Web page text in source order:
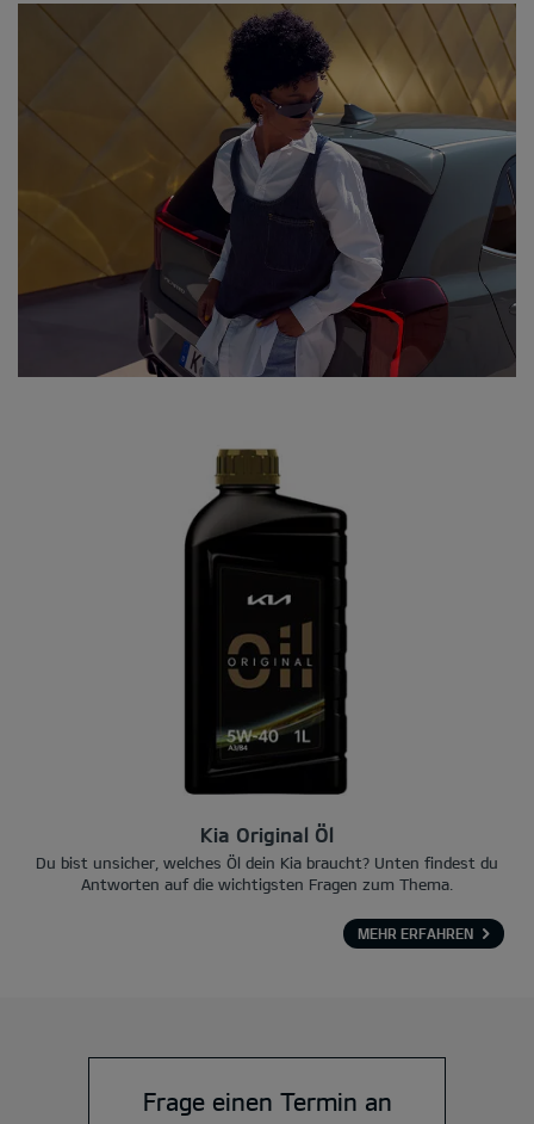
Kia Original Öl
Du bist unsicher, welches Öl dein Kia braucht? Unten findest du
Antworten auf die wichtigsten Fragen zum Thema.
MEHR ERFAHREN
Frage einen Termin an